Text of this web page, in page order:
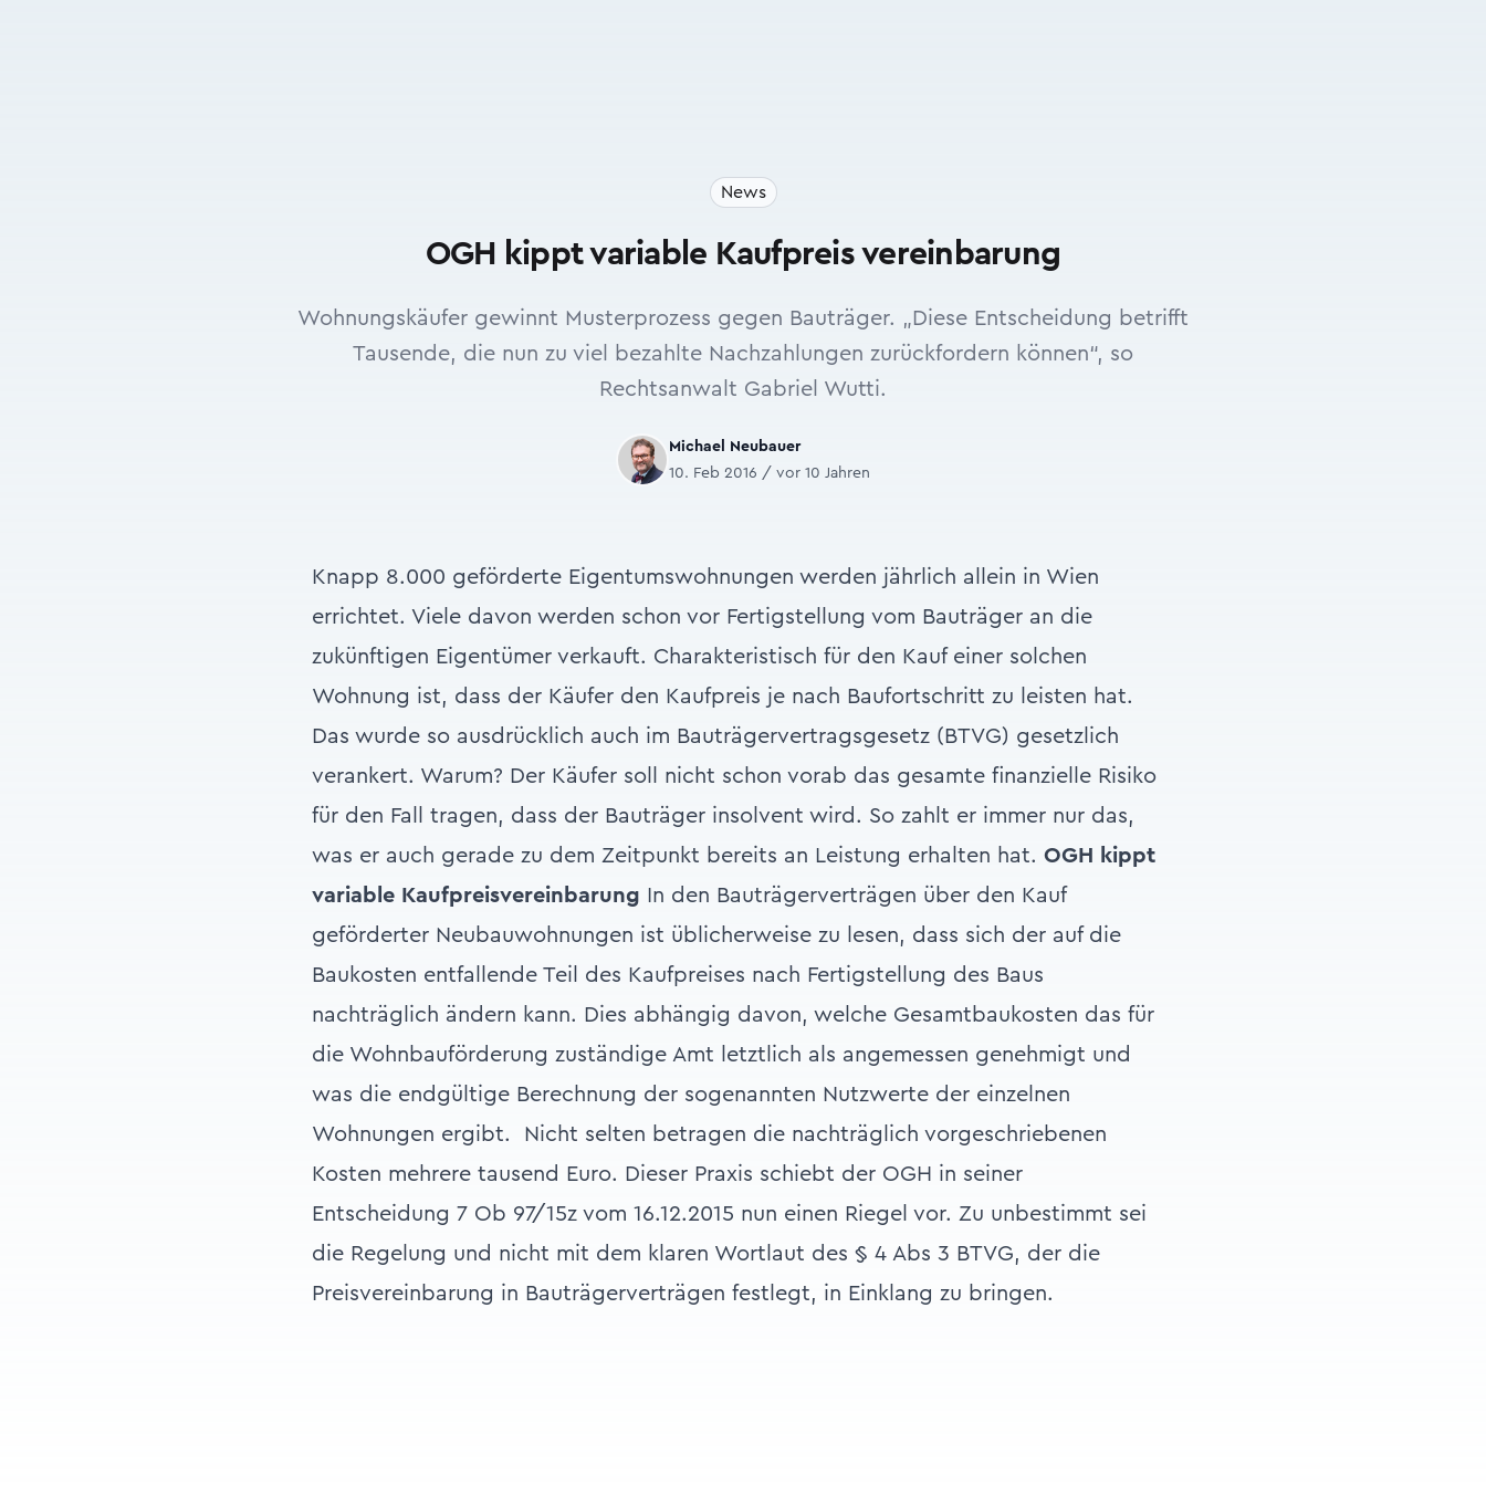
News
OGH kippt variable Kaufpreis vereinbarung
Wohnungskäufer gewinnt Musterprozess gegen Bauträger. „Diese Entscheidung betrifft
Tausende, die nun zu viel bezahlte Nachzahlungen zurückfordern können“, so
Rechtsanwalt Gabriel Wutti.
Michael Neubauer
10. Feb 2016 / vor 10 Jahren
Knapp 8.000 geförderte Eigentumswohnungen werden jährlich allein in Wien
errichtet. Viele davon werden schon vor Fertigstellung vom Bauträger an die
zukünftigen Eigentümer verkauft. Charakteristisch für den Kauf einer solchen
Wohnung ist, dass der Käufer den Kaufpreis je nach Baufortschritt zu leisten hat.
Das wurde so ausdrücklich auch im Bauträgervertragsgesetz (BTVG) gesetzlich
verankert. Warum? Der Käufer soll nicht schon vorab das gesamte finanzielle Risiko
für den Fall tragen, dass der Bauträger insolvent wird. So zahlt er immer nur das,
was er auch gerade zu dem Zeitpunkt bereits an Leistung erhalten hat. OGH kippt
variable Kaufpreisvereinbarung In den Bauträgerverträgen über den Kauf
geförderter Neubauwohnungen ist üblicherweise zu lesen, dass sich der auf die
Baukosten entfallende Teil des Kaufpreises nach Fertigstellung des Baus
nachträglich ändern kann. Dies abhängig davon, welche Gesamtbaukosten das für
die Wohnbauförderung zuständige Amt letztlich als angemessen genehmigt und
was die endgültige Berechnung der sogenannten Nutzwerte der einzelnen
Wohnungen ergibt. Nicht selten betragen die nachträglich vorgeschriebenen
Kosten mehrere tausend Euro. Dieser Praxis schiebt der OGH in seiner
Entscheidung 7 Ob 97/15z vom 16.12.2015 nun einen Riegel vor. Zu unbestimmt sei
die Regelung und nicht mit dem klaren Wortlaut des § 4 Abs 3 BTVG, der die
Preisvereinbarung in Bauträgerverträgen festlegt, in Einklang zu bringen.